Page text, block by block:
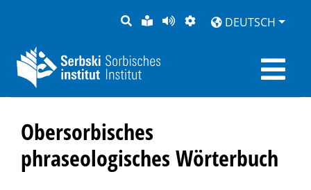
SUCHELEICHTE
SPRACHE
SEITEDARSTELLUNG
DEUTSCH
Obersorbisches
phraseologisches Wörterbuch